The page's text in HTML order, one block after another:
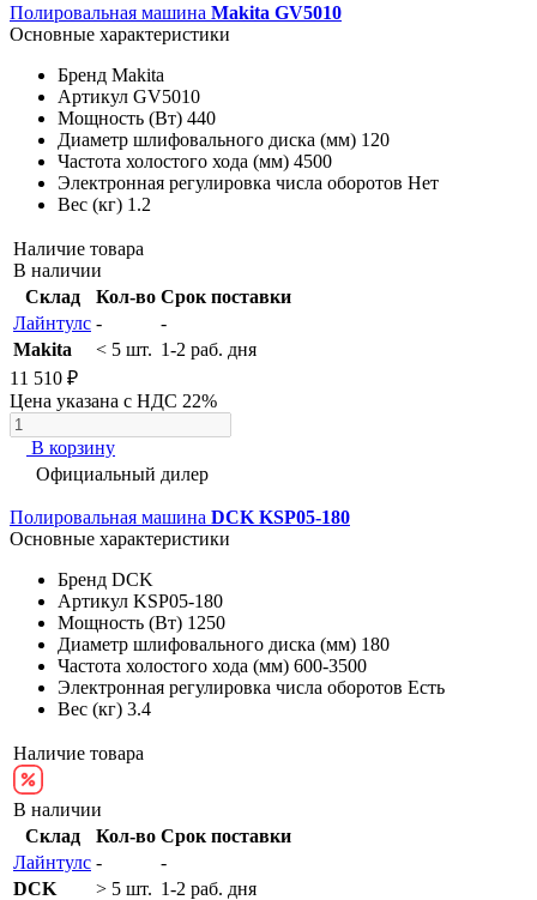
Полировальная машина Makita GV5010
Основные характеристики
Бренд Makita
Артикул GV5010
Мощность (Вт) 440
Диаметр шлифовального диска (мм) 120
Частота холостого хода (мм) 4500
Электронная регулировка числа оборотов Нет
Вес (кг) 1.2
Наличие товара
В наличии
Склад
Кол-во Срок поставки
Лайнтулс -
-
Makita
< 5 шт. 1-2 раб. дня
11 510 ₽
Цена указана с НДС 22%
В корзину
Официальный дилер
Полировальная машина DCK KSP05-180
Основные характеристики
Бренд DCK
Артикул KSP05-180
Мощность (Вт) 1250
Диаметр шлифовального диска (мм) 180
Частота холостого хода (мм) 600-3500
Электронная регулировка числа оборотов Есть
Вес (кг) 3.4
Наличие товара
В наличии
Склад
Кол-во Срок поставки
Лайнтулс -
-
DCK
> 5 шт. 1-2 раб. дня